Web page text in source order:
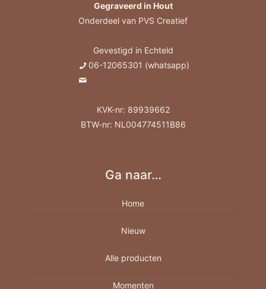
Gegraveerd in Hout
Onderdeel van PVS Creatief
Gevestigd in Echteld
06-12065301 (whatsapp)
KVK-nr: 89939662
BTW-nr: NL004774511B86
Ga naar…
Home
Nieuw
Alle producten
Borrelplank
Momenten